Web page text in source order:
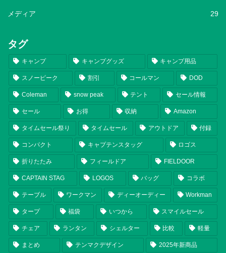
メディア 29
タグ
キャンプ キャンプグッズ キャンプ用品
スノーピーク 割引 コールマン DOD
Coleman snow peak テント セール情報
セール お得 収納 Amazon
タイムセール祭り タイムセール アウトドア 付録
コンパクト キャプテンスタッグ ロゴス
折りたたみ フィールドア FIELDOOR
CAPTAIN STAG LOGOS バッグ コラボ
テーブル ワークマン ディーオーディー Workman
タープ 福袋 いつから スマイルセール
チェア ランタン シェルター 比較 軽量
まとめ テンマクデザイン 2025年新商品